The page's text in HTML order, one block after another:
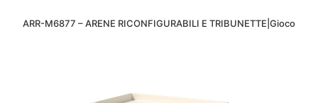
ARR-M6877 – ARENE RICONFIGURABILI E TRIBUNETTE|Gioco